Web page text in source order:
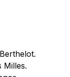
Milles.